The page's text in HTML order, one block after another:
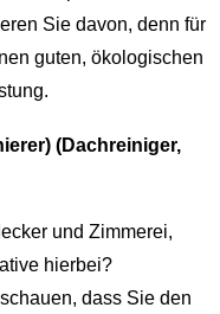
Sie davon, denn für
guten, ökologischen
(Dachreiniger,
und Zimmerei,
hierbei?
dass Sie den